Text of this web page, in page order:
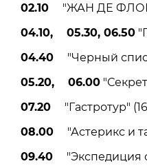
02.10 "ЖАН ДЕ
04.10, 05.30, 06.50
04.40 "Черный
05.20, 06.00
07.20 "Гастротур"
08.00 "Астерикс и
09.40 "Экспедиция